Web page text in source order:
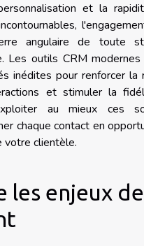
et la
angulaire de toute
Les outils CRM
inédites pour renforcer la
et stimuler la
au mieux ces
chaque contact en
votre clientèle.
les enjeux de